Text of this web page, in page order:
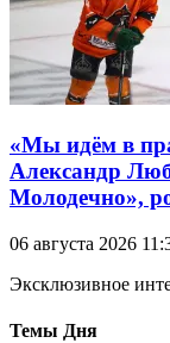
«Мы идём в
Александр
Молодечно»,
06 августа 2026
Эксклюзивное
Темы Дня